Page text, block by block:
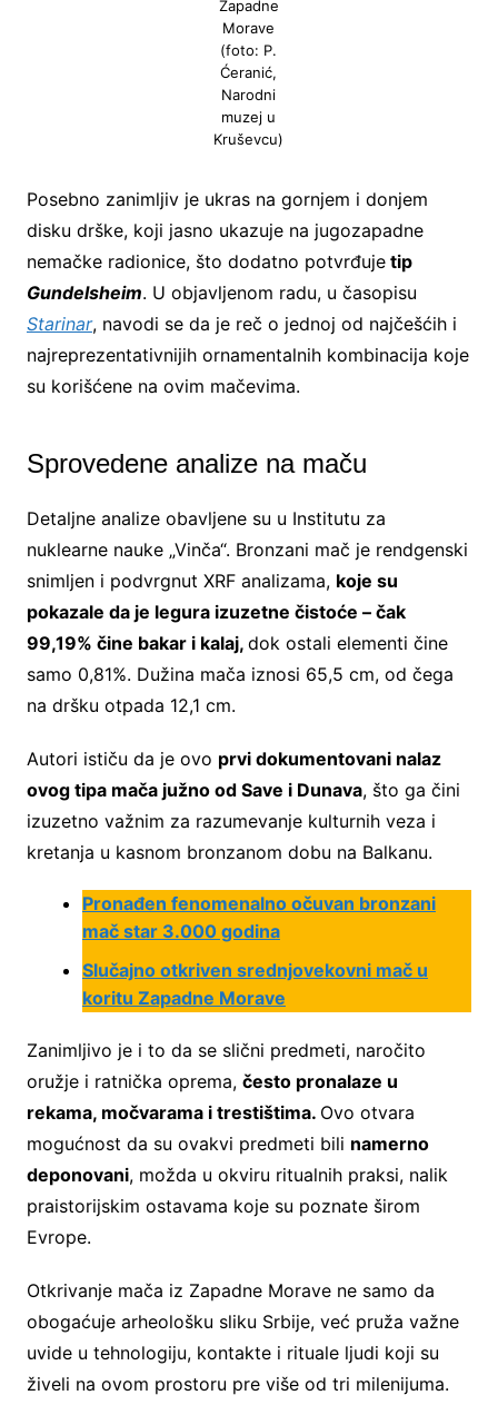
Zapadne
Morave
(foto: P.
Ćeranić,
Narodni
muzej u
Kruševcu)
Posebno zanimljiv je ukras na gornjem i donjem
disku drške, koji jasno ukazuje na jugozapadne
nemačke radionice, što dodatno potvrđujetip
Gundelsheim. U objavljenom radu, u časopisu
Starinar, navodi se da je reč o jednoj od najčešćih i
najreprezentativnijih ornamentalnih kombinacija koje
su korišćene na ovim mačevima.
Sprovedene analize na maču
Detaljne analize obavljene su u Institutu za
nuklearne nauke „Vinča“. Bronzani mač je rendgenski
snimljen i podvrgnut XRF analizama, koje su
pokazale da je legura izuzetne čistoće – čak
99,19% čine bakar i kalaj, dok ostali elementi čine
samo 0,81%. Dužina mača iznosi 65,5 cm, od čega
na dršku otpada 12,1 cm.
Autori ističu da je ovo prvi dokumentovani nalaz
ovog tipa mača južno od Save i Dunava, što ga čini
izuzetno važnim za razumevanje kulturnih veza i
kretanja u kasnom bronzanom dobu na Balkanu.
Pronađen fenomenalno očuvan bronzani
mač star 3.000 godina
Slučajno otkriven srednjovekovni mač u
koritu Zapadne Morave
Zanimljivo je i to da se slični predmeti, naročito
oružje i ratnička oprema, često pronalaze u
rekama, močvarama i trestištima. Ovo otvara
mogućnost da su ovakvi predmeti bili namerno
deponovani, možda u okviru ritualnih praksi, nalik
praistorijskim ostavama koje su poznate širom
Evrope.
Otkrivanje mača iz Zapadne Morave ne samo da
obogaćuje arheološku sliku Srbije, već pruža važne
uvide u tehnologiju, kontakte i rituale ljudi koji su
živeli na ovom prostoru pre više od tri milenijuma.